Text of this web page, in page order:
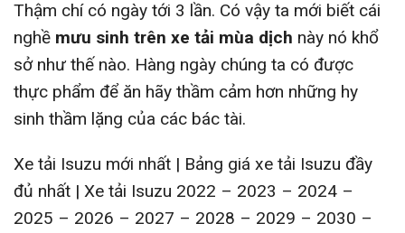
Thậm chí có ngày tới 3 lần. Có vậy ta mới biết cái
nghề mưu sinh trên xe tải mùa dịch này nó khổ
sở như thế nào. Hàng ngày chúng ta có được
thực phẩm để ăn hãy thầm cảm hơn những hy
sinh thầm lặng của các bác tài.
Xe tải Isuzu mới nhất | Bảng giá xe tải Isuzu đầy
đủ nhất | Xe tải Isuzu 2022 – 2023 – 2024 –
2025 – 2026 – 2027 – 2028 – 2029 – 2030 –